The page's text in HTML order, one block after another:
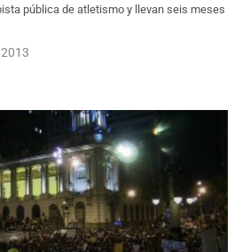
pública de atletismo y llevan seis meses